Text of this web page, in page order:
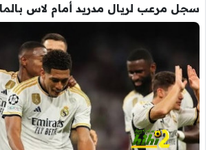
سجل مرعب لريال مدريد أمام لاس